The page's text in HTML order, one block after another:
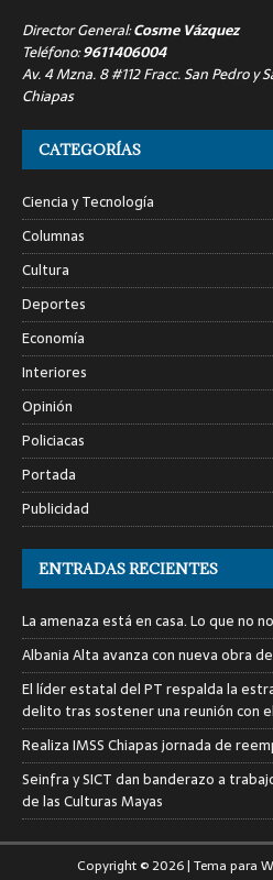
Director General:Cosme Vázquez
Teléfono:9611406004
Av. 4 Mzna. 8 #112 Fracc. San Pedro y
Chiapas
CATEGORÍAS
Ciencia y Tecnología
Columnas
Cultura
Deportes
Economía
Interiores
Opinión
Policiacas
Portada
Publicidad
ENTRADAS RECIENTES
La amenaza está en casa. Lo que no
Albania Alta avanza con nueva obra
El líder estatal del PT respalda la
delito tras sostener una reunión con
Realiza IMSS Chiapas jornada de
Seinfra y SICT dan banderazo a
de las Culturas Mayas
Copyright © 2026 | Tema para